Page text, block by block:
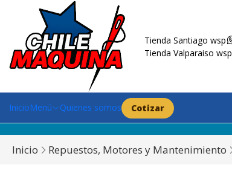
Tienda Santiago wsp
Tienda Valparaiso wsp
InicioMenú Quienes somos Cotizar
Inicio Repuestos, Motores y Mantenimiento